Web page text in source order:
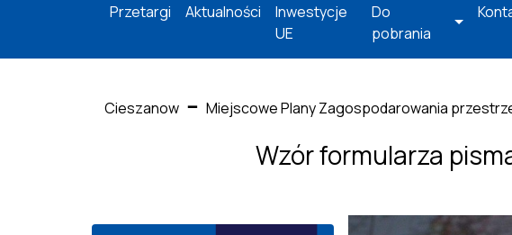
Przetargi Aktualności
Inwestycje
UE
Do
pobrania
Cieszanow Miejscowe Plany Zagospodarowania
Wzór formularza